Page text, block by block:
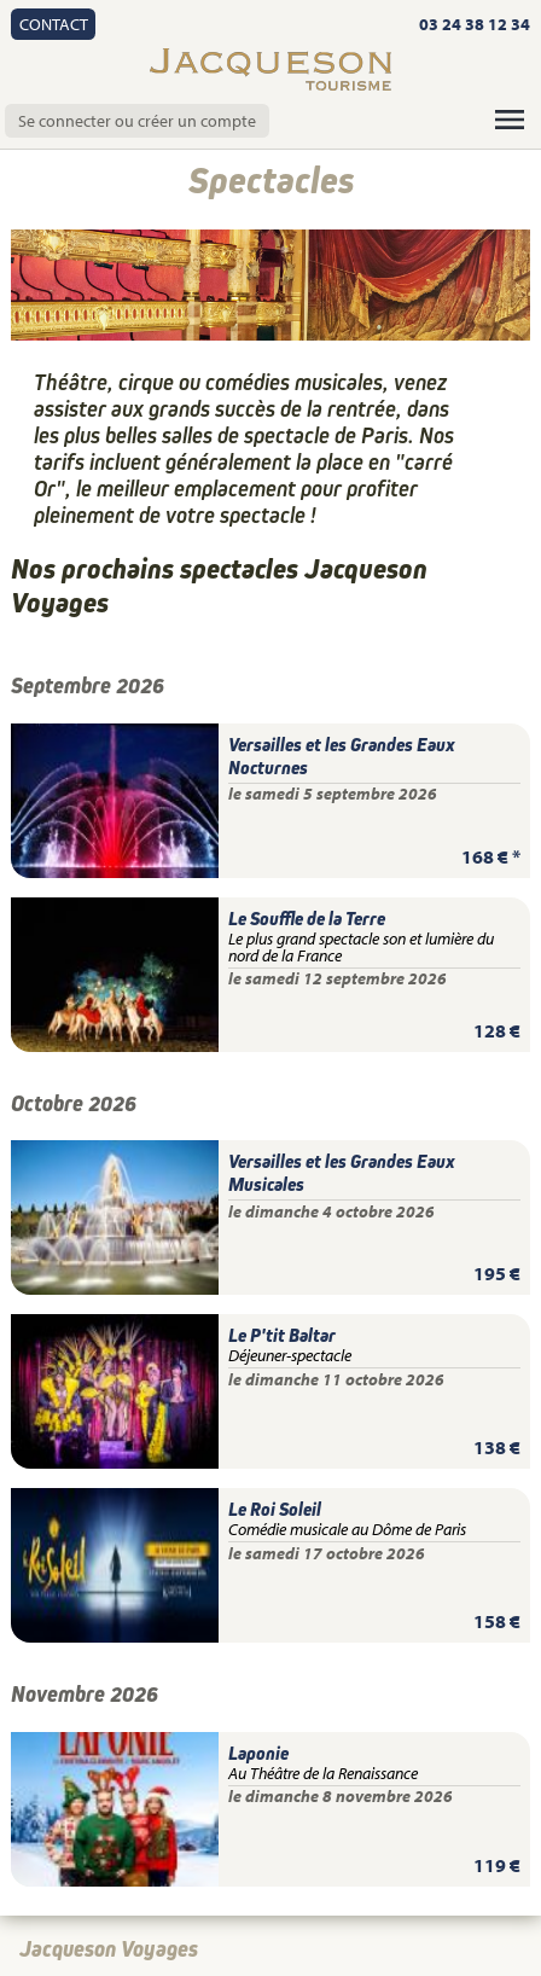
CONTACT 03 24 38 12 34
Se connecter ou créer un compte
Spectacles
Théâtre, cirque ou comédies musicales, venez
assister aux grands succès de la rentrée, dans
les plus belles salles de spectacle de Paris. Nos
tarifs incluent généralement la place en "carré
Or", le meilleur emplacement pour profiter
pleinement de votre spectacle !
Nos prochains spectacles Jacqueson
Voyages
Septembre 2026
Versailles et les Grandes Eaux
Nocturnes
le samedi 5 septembre 2026
168 € *
Le Souffle de la Terre
Le plus grand spectacle son et lumière du
nord de la France
le samedi 12 septembre 2026
128 €
Octobre 2026
Versailles et les Grandes Eaux
Musicales
le dimanche 4 octobre 2026
195 €
Le P'tit Baltar
Déjeuner-spectacle
le dimanche 11 octobre 2026
138 €
Le Roi Soleil
Comédie musicale au Dôme de Paris
le samedi 17 octobre 2026
158 €
Novembre 2026
Laponie
Au Théâtre de la Renaissance
le dimanche 8 novembre 2026
119 €
Jacqueson Voyages